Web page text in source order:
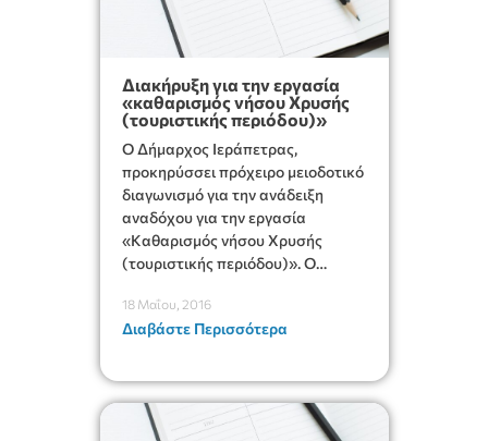
Διακήρυξη για την εργασία
«καθαρισμός νήσου Χρυσής
(τουριστικής περιόδου)»
Ο Δήμαρχος Ιεράπετρας,
προκηρύσσει πρόχειρο μειοδοτικό
διαγωνισμό για την ανάδειξη
αναδόχου για την εργασία
«Καθαρισμός νήσου Χρυσής
(τουριστικής περιόδου)». Ο
54.366,00 ευρώ. Η δημοπρασία θα
γίνει στις 01.06.2016 ημέρα
18 Μαΐου, 2016
Διαβάστε Περισσότερα